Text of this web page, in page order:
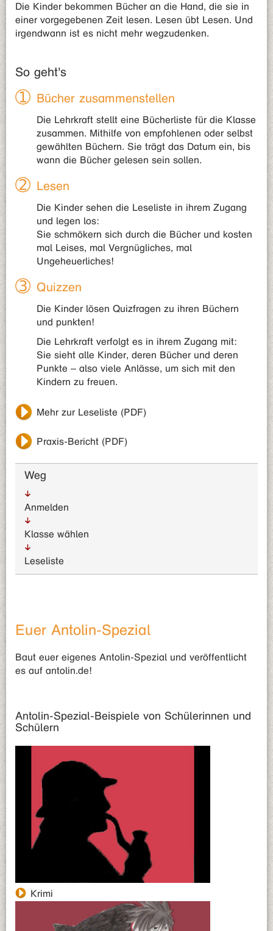
Die Kinder bekommen Bücher an die Hand, die sie in
einer vorgegebenen Zeit lesen. Lesen übt Lesen. Und
irgendwann ist es nicht mehr wegzudenken.
So geht's
Bücher zusammenstellen
Die Lehrkraft stellt eine Bücherliste für die Klasse
zusammen. Mithilfe von empfohlenen oder selbst
gewählten Büchern. Sie trägt das Datum ein, bis
wann die Bücher gelesen sein sollen.
Lesen
Die Kinder sehen die Leseliste in ihrem Zugang
und legen los:
Sie schmökern sich durch die Bücher und kosten
mal Leises, mal Vergnügliches, mal
Ungeheuerliches!
Quizzen
Die Kinder lösen Quizfragen zu ihren Büchern
und punkten!
Die Lehrkraft verfolgt es in ihrem Zugang mit:
Sie sieht alle Kinder, deren Bücher und deren
Punkte – also viele Anlässe, um sich mit den
Kindern zu freuen.
Mehr zur Leseliste (PDF)
Praxis-Bericht (PDF)
Weg
Anmelden
Klasse wählen
Leseliste
Euer Antolin-Spezial
Baut euer eigenes Antolin-Spezial und veröffentlicht
es auf antolin.de!
Antolin-Spezial-Beispiele von Schülerinnen und
Schülern
Krimi